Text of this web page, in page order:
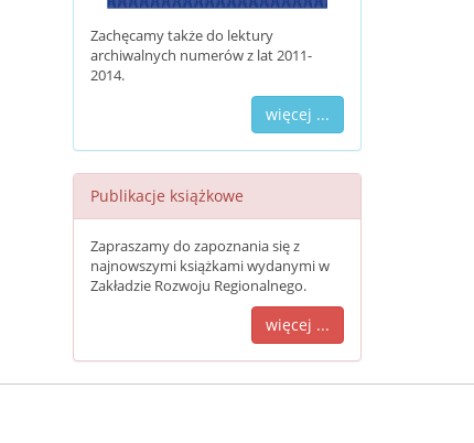
Zachęcamy także do lektury
archiwalnych numerów z lat 2011-
2014.
więcej ...
Publikacje książkowe
Zapraszamy do zapoznania się z
najnowszymi książkami wydanymi w
Zakładzie Rozwoju Regionalnego.
więcej ...